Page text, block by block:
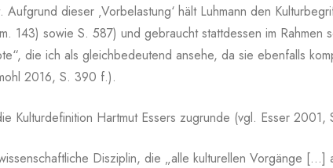
dieser ‚Vorbelastung‘ hält Luhmann den
143) sowie S. 587) und gebraucht stattdessen im Rahmen
die ich als gleichbedeutend ansehe, da sie ebenfalls
2016, S. 390 f.).
Kulturdefinition Hartmut Essers zugrunde (vgl. Esser 2001,
Disziplin, die „alle kulturellen Vorgänge […]